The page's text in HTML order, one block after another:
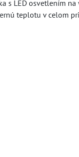
s LED osvetlením
teplotu v celom